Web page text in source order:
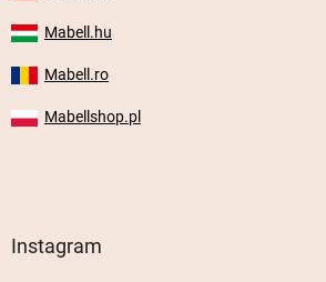
Mabell.hu
Mabell.ro
Mabellshop.pl
Instagram